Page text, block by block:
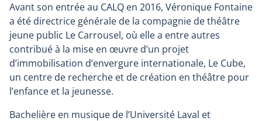
Avant son entrée au CALQ en 2016, Véronique Fontaine
a été directrice générale de la compagnie de théâtre
jeune public Le Carrousel, où elle a entre autres
contribué à la mise en œuvre d’un projet
d’immobilisation d’envergure internationale, Le Cube,
un centre de recherche et de création en théâtre pour
l’enfance et la jeunesse.
Bachelière en musique de l’Université Laval et